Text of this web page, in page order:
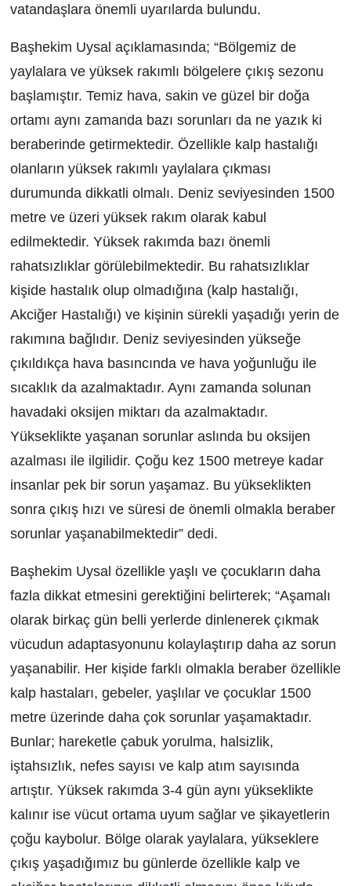
vatandaşlara önemli uyarılarda bulundu.
Başhekim Uysal açıklamasında; “Bölgemiz de
yaylalara ve yüksek rakımlı bölgelere çıkış sezonu
başlamıştır. Temiz hava, sakin ve güzel bir doğa
ortamı aynı zamanda bazı sorunları da ne yazık ki
beraberinde getirmektedir. Özellikle kalp hastalığı
olanların yüksek rakımlı yaylalara çıkması
durumunda dikkatli olmalı. Deniz seviyesinden 1500
metre ve üzeri yüksek rakım olarak kabul
edilmektedir. Yüksek rakımda bazı önemli
rahatsızlıklar görülebilmektedir. Bu rahatsızlıklar
kişide hastalık olup olmadığına (kalp hastalığı,
Akciğer Hastalığı) ve kişinin sürekli yaşadığı yerin de
rakımına bağlıdır. Deniz seviyesinden yükseğe
çıkıldıkça hava basıncında ve hava yoğunluğu ile
sıcaklık da azalmaktadır. Aynı zamanda solunan
havadaki oksijen miktarı da azalmaktadır.
Yükseklikte yaşanan sorunlar aslında bu oksijen
azalması ile ilgilidir. Çoğu kez 1500 metreye kadar
insanlar pek bir sorun yaşamaz. Bu yükseklikten
sonra çıkış hızı ve süresi de önemli olmakla beraber
sorunlar yaşanabilmektedir” dedi.
Başhekim Uysal özellikle yaşlı ve çocukların daha
fazla dikkat etmesini gerektiğini belirterek; “Aşamalı
olarak birkaç gün belli yerlerde dinlenerek çıkmak
vücudun adaptasyonunu kolaylaştırıp daha az sorun
yaşanabilir. Her kişide farklı olmakla beraber özellikle
kalp hastaları, gebeler, yaşlılar ve çocuklar 1500
metre üzerinde daha çok sorunlar yaşamaktadır.
Bunlar; hareketle çabuk yorulma, halsizlik,
iştahsızlık, nefes sayısı ve kalp atım sayısında
artıştır. Yüksek rakımda 3-4 gün aynı yükseklikte
kalınır ise vücut ortama uyum sağlar ve şikayetlerin
çoğu kaybolur. Bölge olarak yaylalara, yükseklere
çıkış yaşadığımız bu günlerde özellikle kalp ve